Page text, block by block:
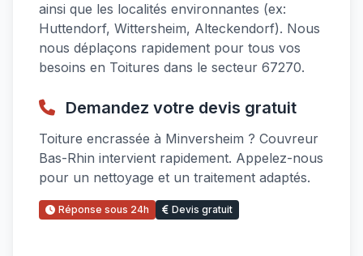
ainsi que les localités environnantes (ex:
Huttendorf, Wittersheim, Alteckendorf). Nous
nous déplaçons rapidement pour tous vos
besoins en Toitures dans le secteur 67270.
Demandez votre devis gratuit
Toiture encrassée à Minversheim ? Couvreur
Bas-Rhin intervient rapidement. Appelez-nous
pour un nettoyage et un traitement adaptés.
Réponse sous 24h Devis gratuit